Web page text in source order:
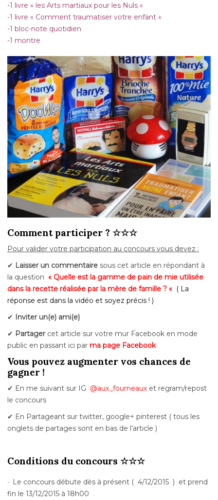
-1 livre « les Arts martiaux pour les Nuls «
-1 livre « Comment traumatiser votre enfant «
-1 bloc-note quotidien
-1 montre
Comment participer ? ☆☆☆
Pour valider votre participation au concours vous devez :
✔ Laisser un commentaire sous cet article en répondant à
la question « Quelle est la gamme de pain de mie utilisée
dans la recette réalisée par la mère de famille ? « ( La
réponse est dans la vidéo et soyez précis ! )
✔
Inviter un(e) ami(e)
✔ Partagercet article sur votre mur Facebook en mode
public en passant ici par ma page Facebook
Vous pouvez augmenter vos chances de
gagner !
✔ En me suivant sur IG @aux_fourneaux et regram/repost
le concours
✔ En Partageant sur twitter, google+ pinterest ( tous les
onglets de partages sont en bas de l’article )
Conditions du concours ☆☆☆
Le concours débute dès à présent ( 4/12/2015 ) et prend
fin le 13/12/2015 à 18h00